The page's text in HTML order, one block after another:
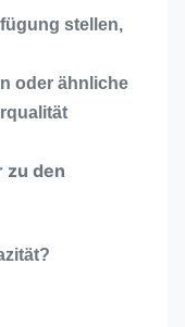
stellen,
oder ähnliche
zu den